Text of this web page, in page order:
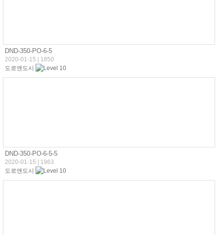
DND-350-PO-6-5
2020-01-15
1850
도로앤도시
DND-350-PO-6-5-5
2020-01-15
1963
도로앤도시